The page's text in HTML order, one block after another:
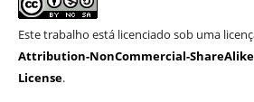
Este trabalho está licenciado sob uma
Attribution-NonCommercial-
License.